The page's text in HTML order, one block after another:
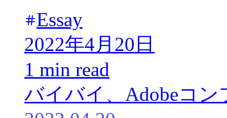
Essay
2022年4月20日
1 min read
バイバイ、Adobeコ